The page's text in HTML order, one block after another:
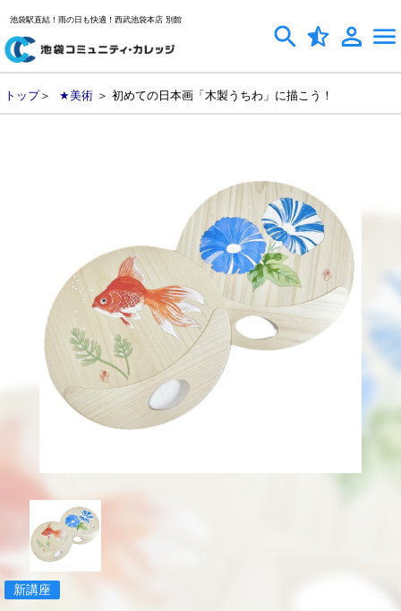
池袋駅直結！雨の日も快適！西武池袋本店 別館
トップ＞ ★美術 ＞ 初めての日本画「木製うちわ」に描こう！
新講座